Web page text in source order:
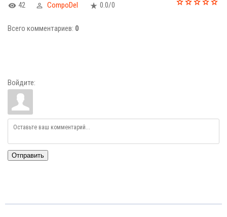
42 CompoDel 0.0/0
Всего комментариев: 0
Войдите:
Отправить